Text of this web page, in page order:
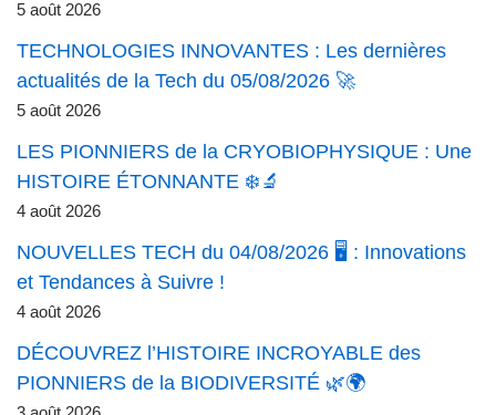
5 août 2026
TECHNOLOGIES INNOVANTES : Les dernières
actualités de la Tech du 05/08/2026 🚀
5 août 2026
LES PIONNIERS de la CRYOBIOPHYSIQUE : Une
HISTOIRE ÉTONNANTE ❄️🔬
4 août 2026
NOUVELLES TECH du 04/08/2026 🖥️ : Innovations
et Tendances à Suivre !
4 août 2026
DÉCOUVREZ l’HISTOIRE INCROYABLE des
PIONNIERS de la BIODIVERSITÉ 🌿🌍